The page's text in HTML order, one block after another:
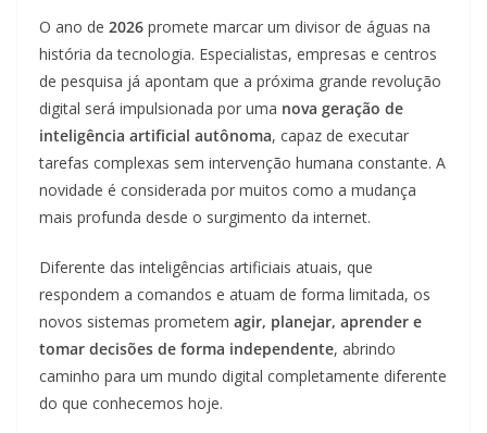
O ano de 2026 promete marcar um divisor de águas na
história da tecnologia. Especialistas, empresas e centros
de pesquisa já apontam que a próxima grande revolução
digital será impulsionada por uma nova geração de
inteligência artificial autônoma, capaz de executar
tarefas complexas sem intervenção humana constante. A
novidade é considerada por muitos como a mudança
mais profunda desde o surgimento da internet.
Diferente das inteligências artificiais atuais, que
respondem a comandos e atuam de forma limitada, os
novos sistemas prometem agir, planejar, aprender e
tomar decisões de forma independente, abrindo
caminho para um mundo digital completamente diferente
do que conhecemos hoje.